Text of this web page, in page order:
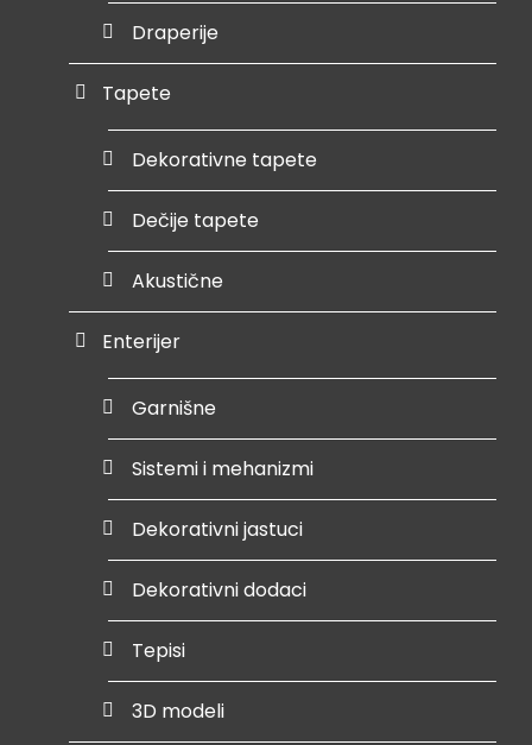
Draperije
Tapete
Dekorativne tapete
Dečije tapete
Akustične
Enterijer
Garnišne
Sistemi i mehanizmi
Dekorativni jastuci
Dekorativni dodaci
Tepisi
3D modeli